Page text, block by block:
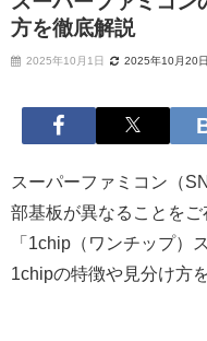
方を徹底解説
2025年10月1日 2025年10月20日
スーパーファミコン（
部基板が異なることを
「1chip（ワンチップ）
1chipの特徴や見分け方